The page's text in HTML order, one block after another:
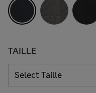
TAILLE